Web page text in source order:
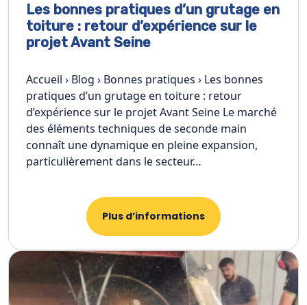
Les bonnes pratiques d’un grutage en
toiture : retour d’expérience sur le
projet Avant Seine
Accueil › Blog › Bonnes pratiques › Les bonnes
pratiques d’un grutage en toiture : retour
d’expérience sur le projet Avant Seine Le marché
des éléments techniques de seconde main
connaît une dynamique en pleine expansion,
particulièrement dans le secteur…
Plus d’informations